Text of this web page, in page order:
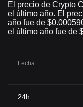
El precio de Crypto
el último año. El
año fue de
el último año fue de
Fecha
24h